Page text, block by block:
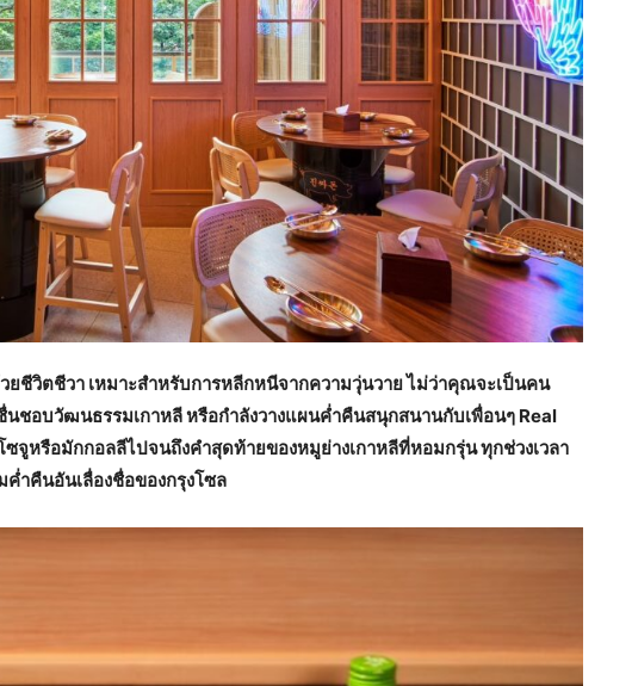
ชีวิตชีวา เหมาะสำหรับการหลีกหนีจากความวุ่นวาย ไม่ว่าคุณจะเป็นคน
ชอบวัฒนธรรมเกาหลี หรือกำลังวางแผนค่ำคืนสนุกสนานกับเพื่อนๆ Real
จูหรือมักกอลลีไปจนถึงคำสุดท้ายของหมูย่างเกาหลีที่หอมกรุ่น ทุกช่วงเวลา
ำคืนอันเลื่องชื่อของกรุงโซล